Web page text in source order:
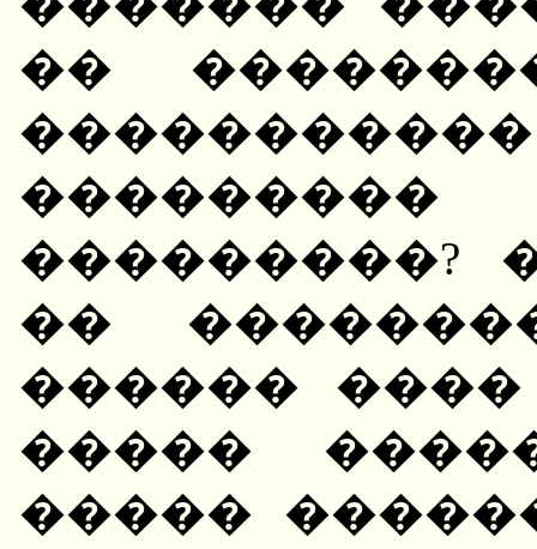
��
���������?
��
������
�����
�����